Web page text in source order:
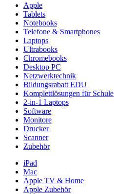
Apple
Tablets
Notebooks
Telefone & Smartphones
Laptops
Ultrabooks
Chromebooks
Desktop PC
Netzwerktechnik
Bildungsrabatt EDU
Komplettlösungen für Schule
2-in-1 Laptops
Software
Monitore
Drucker
Scanner
Zubehör
iPad
Mac
Apple TV & Home
Apple Zubehör